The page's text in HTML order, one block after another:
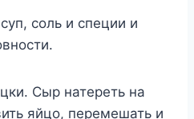
соль и специи и
Сыр натереть на
яйцо, перемешать и